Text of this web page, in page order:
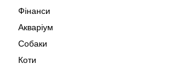
Фінанси
Акваріум
Собаки
Коти